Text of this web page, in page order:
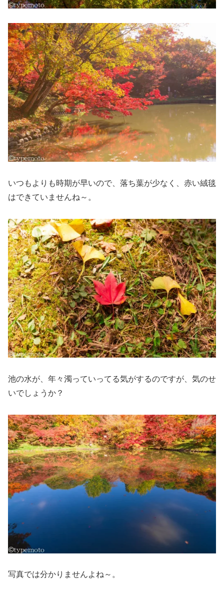
いつもよりも時期が早いので、落ち葉が少なく、赤い絨毯
はできていませんね～。
池の水が、年々濁っていってる気がするのですが、気のせ
いでしょうか？
写真では分かりませんよね～。